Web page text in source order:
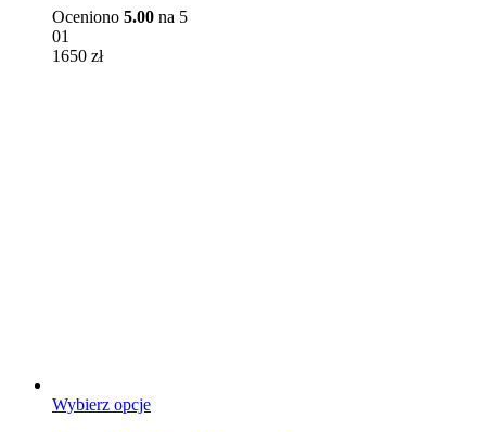
na
Oceniono 5.00 na 5
01
1650 zł
Wybierz opcjeTen